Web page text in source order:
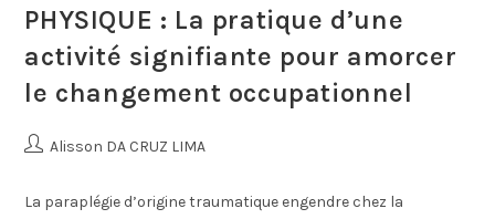
PHYSIQUE : La pratique d’une
activité signifiante pour amorcer
le changement occupationnel
Alisson DA CRUZ LIMA
La paraplégie d’origine traumatique engendre chez la